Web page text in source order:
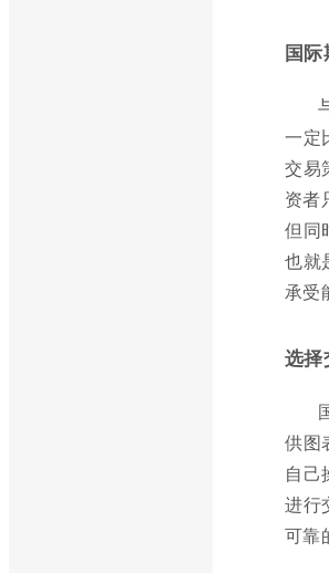
国
一定
交易
资者
但同
也就
承受
选择
供图
自己
进行
可靠